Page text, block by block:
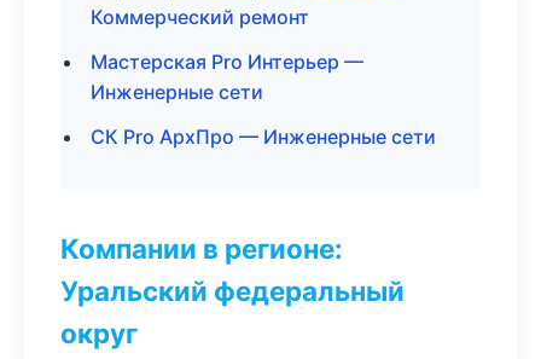
Коммерческий ремонт
Мастерская Pro Интерьер —
Инженерные сети
СК Pro АрхПро — Инженерные сети
Компании в регионе:
Уральский федеральный
округ